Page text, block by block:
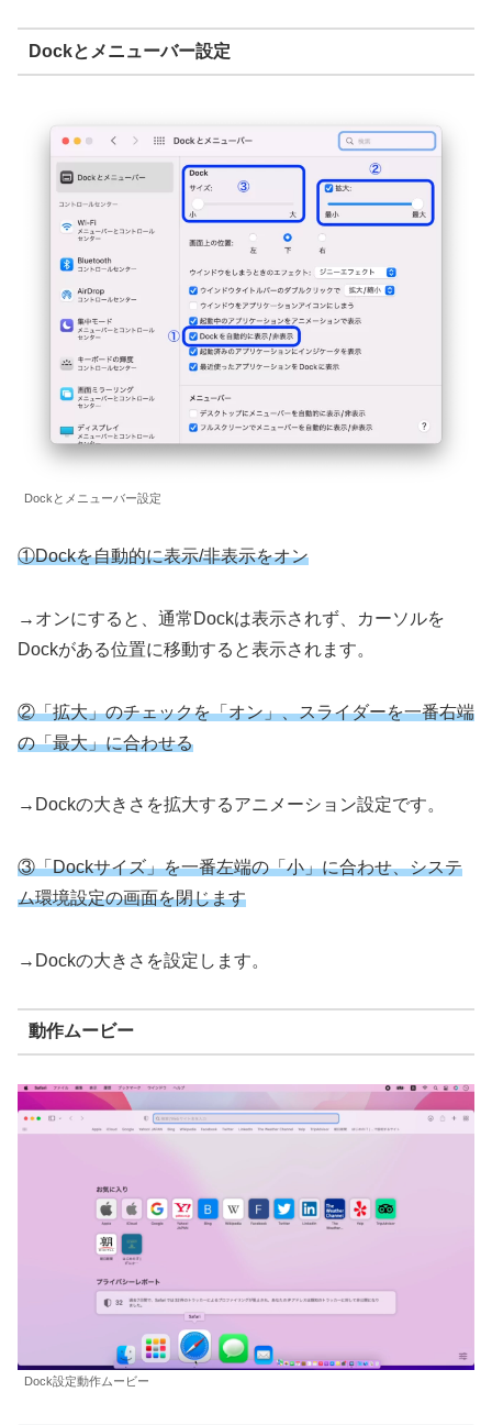
Dockとメニューバー設定
Dockとメニューバー設定
①Dockを自動的に表示/非表示をオン
→オンにすると、通常Dockは表示されず、カーソルを
Dockがある位置に移動すると表示されます。
②「拡大」のチェックを「オン」、スライダーを一番右端
の「最大」に合わせる
→Dockの大きさを拡大するアニメーション設定です。
③「Dockサイズ」を一番左端の「小」に合わせ、システ
ム環境設定の画面を閉じます
→Dockの大きさを設定します。
動作ムービー
Dock設定動作ムービー